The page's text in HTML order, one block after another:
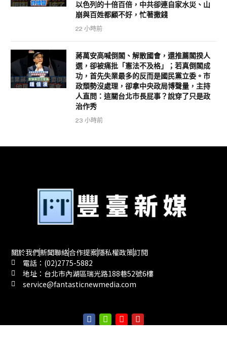
以色列的十倍百倍，中共卻連自家水災、山
崩與百姓都顧不好，忙著撒錢
22 小時前
蔣萬安高喊倒閣、解散國會，還推薦閣揆人
選，卻被痛批「憲法不及格」；若真倒閣成
功，首先失業最多的反而是國民黨立委。市
政頹勢沒處理，卻拿中央政局博聲量，主持
人直問：這關台北市長屁事？說穿了只是政
治作秀
23 小時前
關於我們新聞聯絡合作提案隱私權政策訂閱
電話：(02)2775-5882
地址：台北市內湖區瑞光路188巷52號6樓
service@fantasticnewmedia.com